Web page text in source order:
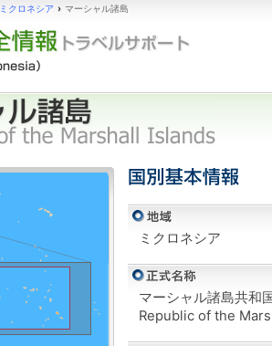
ミクロネシア › マーシャル諸島
ミクロネシア
マーシャル諸島共和
Republic of the